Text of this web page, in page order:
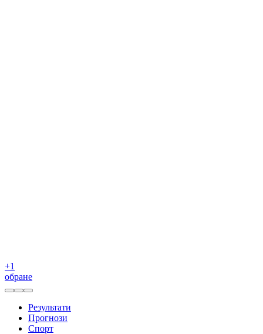
+1
обране
Результати
Прогнози
Спорт